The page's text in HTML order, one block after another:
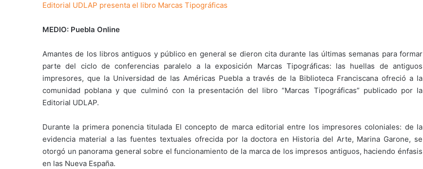
Editorial UDLAP presenta el libro Marcas Tipográficas
MEDIO: Puebla Online
Amantes de los libros antiguos y público en general se dieron cita durante las últimas semanas para formar
parte del ciclo de conferencias paralelo a la exposición Marcas Tipográficas: las huellas de antiguos
impresores, que la Universidad de las Américas Puebla a través de la Biblioteca Franciscana ofreció a la
comunidad poblana y que culminó con la presentación del libro “Marcas Tipográficas” publicado por la
Editorial UDLAP.
Durante la primera ponencia titulada El concepto de marca editorial entre los impresores coloniales: de la
evidencia material a las fuentes textuales ofrecida por la doctora en Historia del Arte, Marina Garone, se
otorgó un panorama general sobre el funcionamiento de la marca de los impresos antiguos, haciendo énfasis
en las Nueva España.